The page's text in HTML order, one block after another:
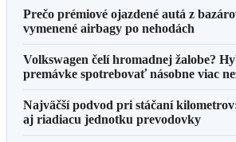
Prečo prémiové ojazdené autá z
vymenené airbagy po nehodách
Volkswagen čelí hromadnej žalobe?
premávke spotrebovať násobne viac
Najväčší podvod pri stáčaní
aj riadiacu jednotku prevodovky